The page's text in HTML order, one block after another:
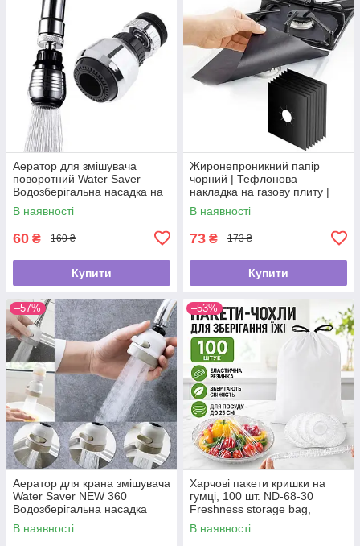
Аератор для змішувача
поворотний Water Saver
Водозберігальна насадка на
кран
В наявності
60 ₴ 160 ₴
Купити
Жиронепроникний папір
чорний | Тефлонова
накладка на газову плиту |
Захисний папір для плити
В наявності
73 ₴ 173 ₴
Купити
–57%
Аератор для крана змішувача
Water Saver NEW 360
Водозберігальна насадка
В наявності
–53%
Харчові пакети кришки на
гумці, 100 шт. ND-68-30
Freshness storage bag,
Прозорі/Політиленові пакети
для їжі
В наявності